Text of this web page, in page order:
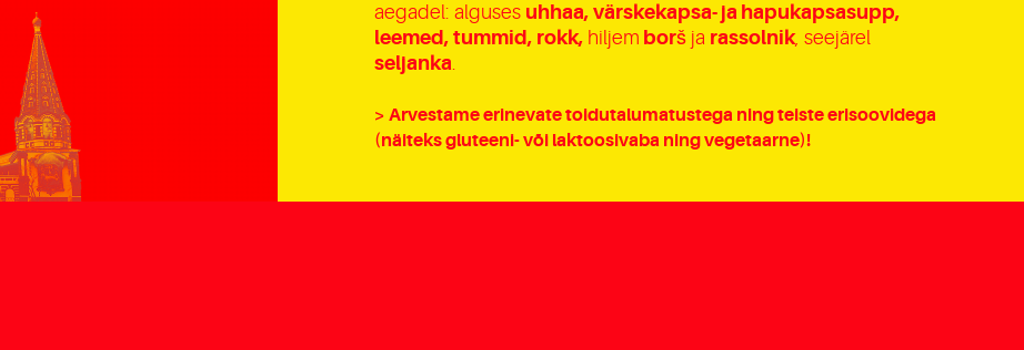
aegadel: alguses uhhaa, värskekapsa- ja hapukapsasupp,
leemed, tummid, rokk, hiljem borš ja rassolnik, seejärel
seljanka.
> Arvestame erinevate toidutalumatustega ning teiste erisoovidega
(näiteks gluteeni- või laktoosivaba ning vegetaarne)!